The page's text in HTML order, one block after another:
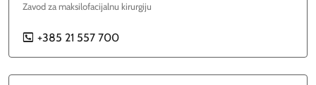
Zavod za maksilofacijalnu kirurgiju
P +385 21 557 700